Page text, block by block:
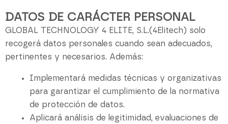
DATOS DE CARÁCTER PERSONAL
GLOBAL TECHNOLOGY 4 ELITE, S.L.(4Elitech) solo
recogerá datos personales cuando sean adecuados,
pertinentes y necesarios. Además:
Implementará medidas técnicas y organizativas
para garantizar el cumplimiento de la normativa
de protección de datos.
Aplicará análisis de legitimidad, evaluaciones de